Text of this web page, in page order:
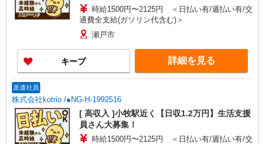
時給1500円〜2125円 ＜日払い有/週払い有/交
通費全支給(ガソリン代含む)＞
瀬戸市
キープ 詳細を見る
派遣社員
株式会社kotrio /●NG-H-1992516
[ 高収入 ]小牧駅近く【日収1.2万円】生活支援
員さん大募集！
時給1500円〜2125円 ＜日払い有/週払い有/交